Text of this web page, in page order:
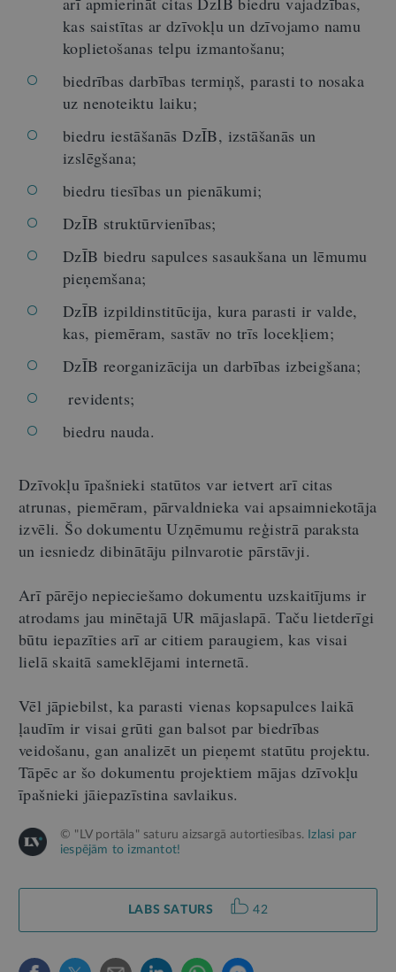
kas saistītas ar dzīvokļu un dzīvojamo namu
koplietošanas telpu izmantošanu;
biedrības darbības termiņš, parasti to nosaka
uz nenoteiktu laiku;
biedru iestāšanās DzĪB, izstāšanās un
izslēgšana;
biedru tiesības un pienākumi;
DzĪB struktūrvienības;
DzĪB biedru sapulces sasaukšana un lēmumu
pieņemšana;
DzĪB izpildinstitūcija, kura parasti ir valde,
kas, piemēram, sastāv no trīs locekļiem;
DzĪB reorganizācija un darbības izbeigšana;
revidents;
biedru nauda.
Dzīvokļu īpašnieki statūtos var ietvert arī citas
atrunas, piemēram, pārvaldnieka vai apsaimniekotāja
izvēli. Šo dokumentu Uzņēmumu reģistrā paraksta
un iesniedz dibinātāju pilnvarotie pārstāvji.
Arī pārējo nepieciešamo dokumentu uzskaitījums ir
atrodams jau minētajā UR mājaslapā. Taču lietderīgi
būtu iepazīties arī ar citiem paraugiem, kas visai
lielā skaitā sameklējami internetā.
Vēl jāpiebilst, ka parasti vienas kopsapulces laikā
ļaudīm ir visai grūti gan balsot par biedrības
veidošanu, gan analizēt un pieņemt statūtu projektu.
Tāpēc ar šo dokumentu projektiem mājas dzīvokļu
īpašnieki jāiepazīstina savlaikus.
© "LV portāla" saturu aizsargā autortiesības. Izlasi par
iespējām to izmantot!
LABS SATURS 42